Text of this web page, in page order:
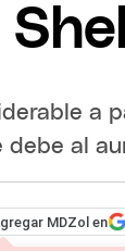
a
al
MDZol en